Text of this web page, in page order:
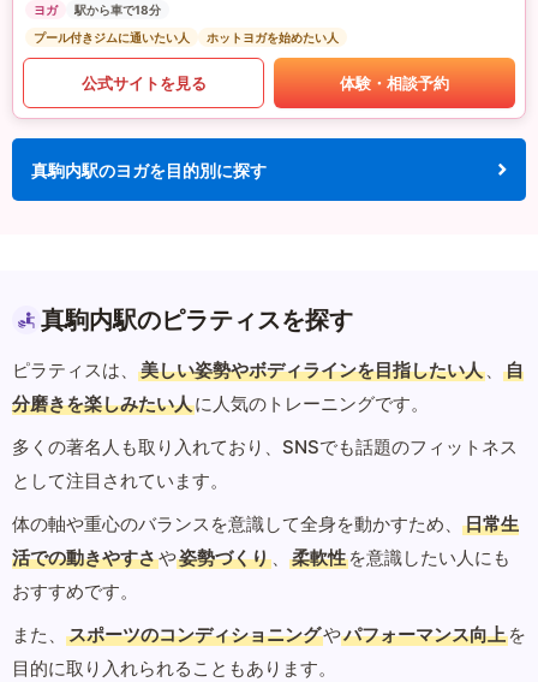
ヨガ
駅から車で18分
プール付きジムに通いたい人
ホットヨガを始めたい人
公式サイトを見る 体験・相談予約
真駒内駅のヨガを目的別に探す
真駒内駅のピラティスを探す
ピラティスは、 美しい姿勢やボディラインを目指したい人 、
自
分磨きを楽しみたい人に人気のトレーニングです。
多くの著名人も取り入れており、SNSでも話題のフィットネス
として注目されています。
体の軸や重心のバランスを意識して全身を動かすため、
日常生
活での動きやすさや姿勢づくり 、 柔軟性 を意識したい人にも
おすすめです。
また、
スポーツのコンディショニングやパフォーマンス向上 を
目的に取り入れられることもあります。